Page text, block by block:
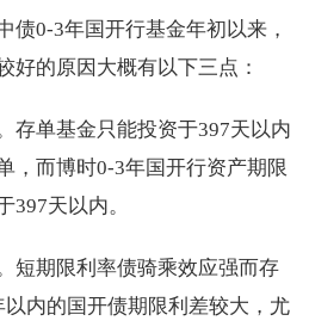
债0-3年国开行基金年初以来，
好的原因大概有以下三点：
存单基金只能投资于397天以内
，而博时0-3年国开行资产期限
397天以内。
短期限利率债骑乘效应强而存
内的国开债期限利差较大，尤